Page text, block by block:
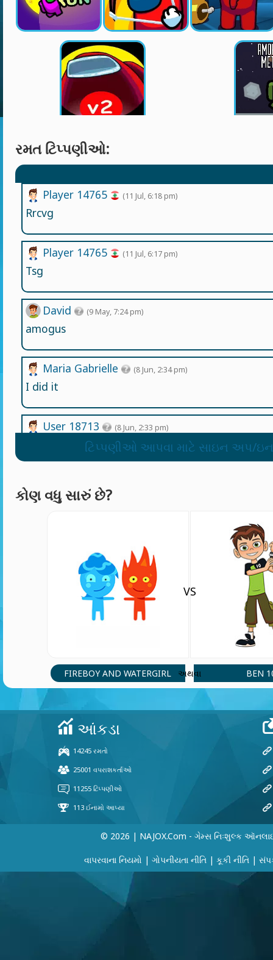
રમત ટિપ્પણીઓ:
LET SEE HOW THIS GAME IS
User 18713 (8 Jun, 2:33 pm)
Maria Gabrielle (8 Jun, 2:34 pm)
I did it
David (9 May, 7:24 pm)
amogus
Player 14765 (11 Jul, 6:17 pm)
Tsg
Player 14765 (11 Jul, 6:18 pm)
Rrcvg
ટિપ્પણીઓ આપવા માટે સાઇન અપ/ઇન
કોણ વધુ સારું છે?
FIREBOY AND WATERGIRL
VS
અથવા BEN
© 2026 | NAJOX.com - ગેમ્સ નિઃશુલ્ક
વાપરવાના નિયમો | ગોપનીયતા નીતિ| કૂકી નીતિ|